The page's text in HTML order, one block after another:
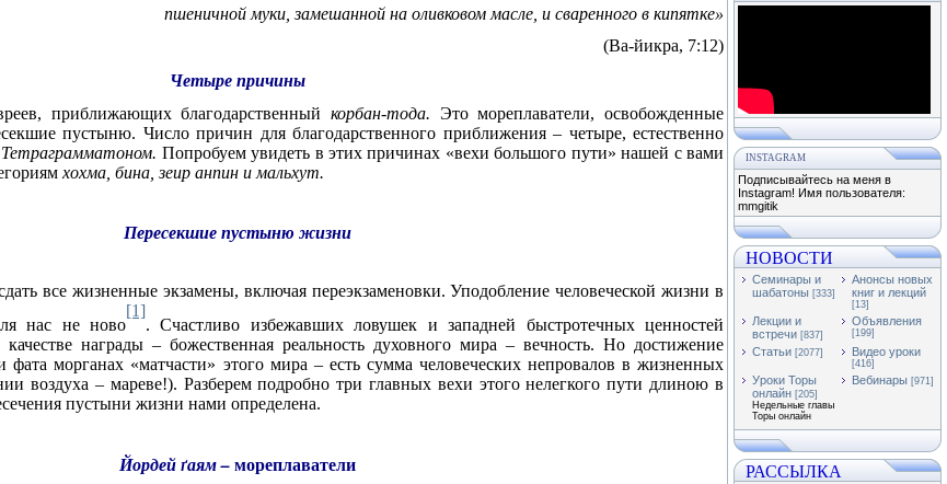
пшеничной муки, замешанной на оливковом масле, и сваренного в кипятке»
(Ва-йикра, 7:12)
Четыре причины
приближающих благодарственный корбан-тода. Это мореплаватели, освобожденные
пустыню. Число причин для благодарственного приближения – четыре, естественно
Тетраграмматоном. Попробуем увидеть в этих причинах «вехи большого пути» нашей с вами
хохма, бина, зеир анпин и мальхут.
Пересекшие пустыню жизни
все жизненные экзамены, включая переэкзаменовки. Уподобление человеческой жизни в
нас не ново
[1]
. Счастливо избежавших ловушек и западней быстротечных ценностей
награды – божественная реальность духовного мира – вечность. Но достижение
фата морганах «матчасти» этого мира – есть сумма человеческих непровалов в жизненных
воздуха – мареве!). Разберем подробно три главных вехи этого нелегкого пути длиною в
пустыни жизни нами определена.
Йордейґаям –мореплаватели
INSTAGRAM
Подписывайтесь на меня в
Instagram! Имя пользователя:
mmgitik
НОВОСТИ
Семинары и
шабатоны [333]
Анонсы новых
книг и лекций
[13]
Лекции и
встречи [837]
Объявления
[199]
Статьи [2077] Видео уроки
[416]
Уроки Торы
онлайн [205]
Недельные главы
Торы онлайн
Вебинары [971]
РАССЫЛКА